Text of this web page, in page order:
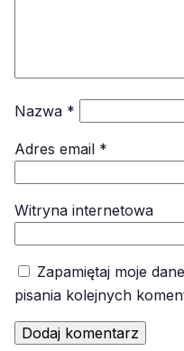
Nazwa *
Adres email *
Witryna internetowa
Zapamiętaj moje
pisania kolejnych